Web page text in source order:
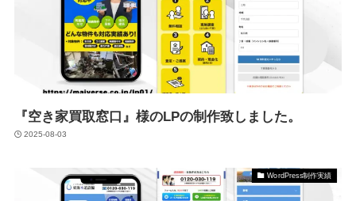
『空き家買取窓口』様のLPの制作致しました。
2025-08-03
WordPress制作実績